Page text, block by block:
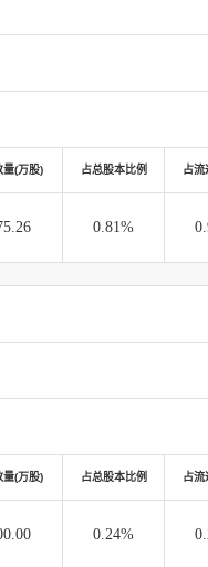
量(万股) 占总股本比例 占流
0.81%
量(万股) 占总股本比例 占流
0.24%